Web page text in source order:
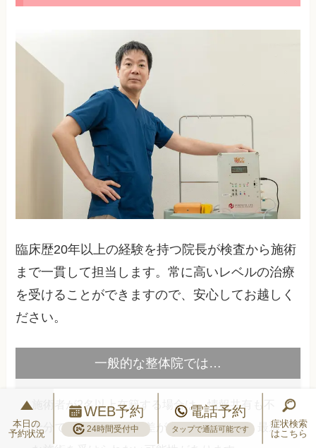
臨床歴20年以上の経験を持つ院長が検査から施術
まで一貫して担当します。常に高いレベルの治療
を受けることができますので、安心してお越しく
ださい。
一般的な整体院では…
施術者が2名以上在籍する場合は、情報共有も不
十分で、施術レベルに差が出てしまうなど、最適
本日の
予約状況
WEB予約
24時間受付中
電話予約
タップで通話可能です
症状検索
はこちら